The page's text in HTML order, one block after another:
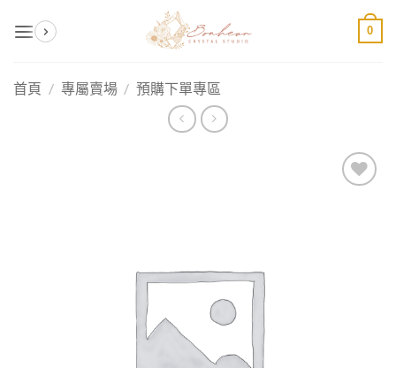
0
首頁 / 專屬賣場 / 預購下單專區